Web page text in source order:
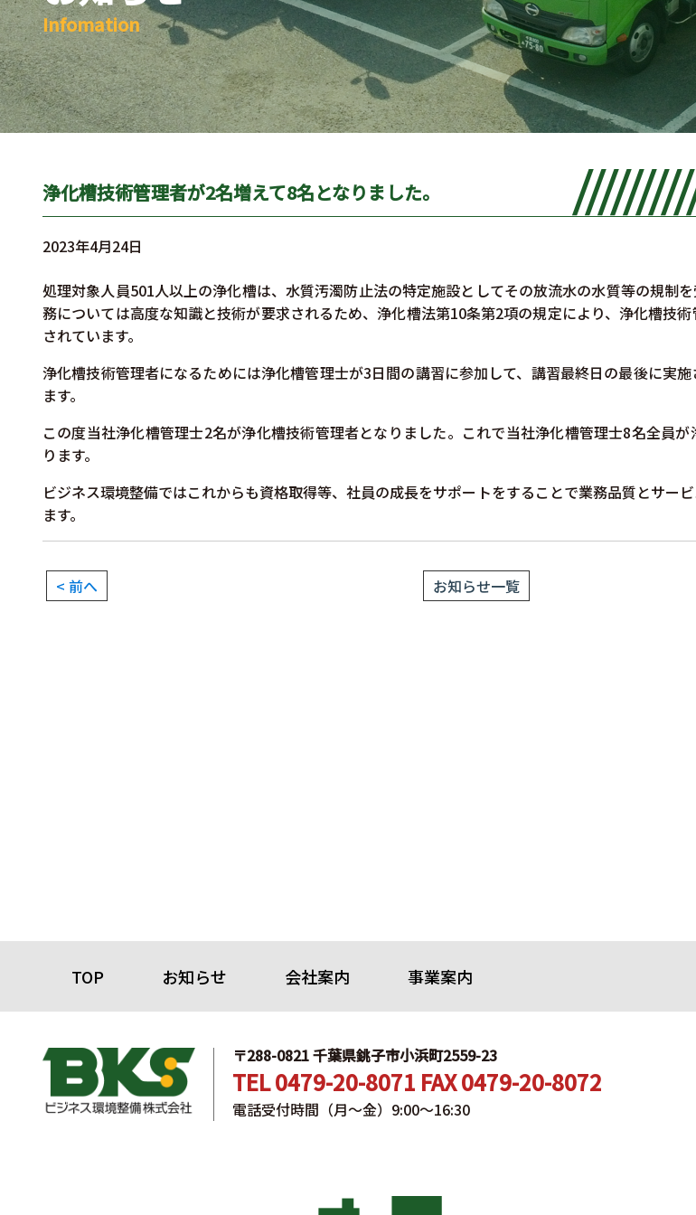
Infomation
浄化槽技術管理者が2名増えて8名となりました。
2023年4月24日
処理対象人員501人以上の浄化槽は、水質汚濁防止法の特定施設としてその放流水の水質等の規制
務については高度な知識と技術が要求されるため、浄化槽法第10条第2項の規定により、浄化槽技
されています。
浄化槽技術管理者になるためには浄化槽管理士が3日間の講習に参加して、講習最終日の最後に実
ます。
この度当社浄化槽管理士2名が浄化槽技術管理者となりました。これで当社浄化槽管理士8名全員
ります。
ビジネス環境整備ではこれからも資格取得等、社員の成長をサポートをすることで業務品質とサー
ます。
< 前へ お知らせ一覧
TOP お知らせ 会社案内 事業案内
〒288-0821 千葉県銚子市小浜町2559-23
TEL 0479-20-8071 FAX 0479-20-8072
電話受付時間（月〜金）9:00～16:30